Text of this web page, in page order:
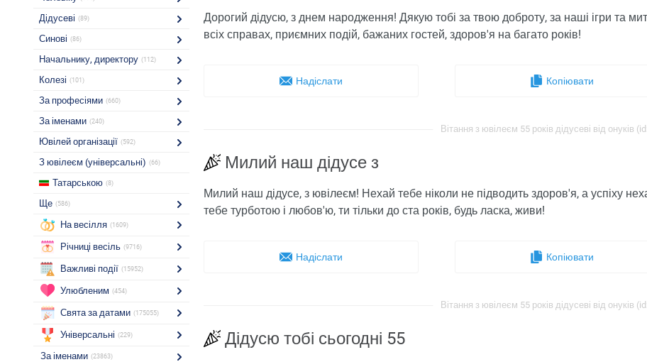
Дідусеві (89)
Синові (86)
Начальнику, директору (112)
Колезі (101)
За професіями (660)
За іменами (240)
Ювілей організації (592)
З ювілеєм (універсальні) (66)
Татарською (8)
Ще (586)
На весілля (1609)
Річниці весіль (9716)
Важливі події (15952)
Улюбленим (454)
Свята за датами (175055)
Універсальні (229)
За іменами (23863)
Дорогий дідусю, з днем ​​народження! Дякую тобі за твою доброту, за наші ігри та
всіх справах, приємних подій, бажаних гостей, здоров'я на багато років!
Надіслати Копіювати
Вітання з ювілеєм 55 років дідусеві від онуків
Милий наш дідусе з
Милий наш дідусе, з ювілеєм! Нехай тебе ніколи не підводить здоров'я, а успіху
тебе турботою і любов'ю, ти тільки до ста років, будь ласка, живи!
Надіслати Копіювати
Вітання з ювілеєм 55 років дідусеві від онуків
Дідусю тобі сьогодні 55